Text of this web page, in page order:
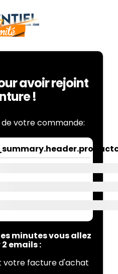
avoir rejoint
!
votre commande:
minutes vous allez
emails :
votre facture d'achat